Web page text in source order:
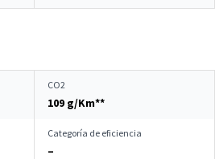
CO2
109 g/Km**
Categoría de eficiencia
–